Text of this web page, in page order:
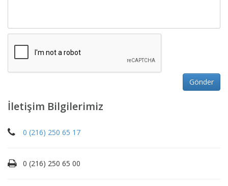
İletişim Bilgilerimiz
0 (216) 250 65 17
0 (216) 250 65 00